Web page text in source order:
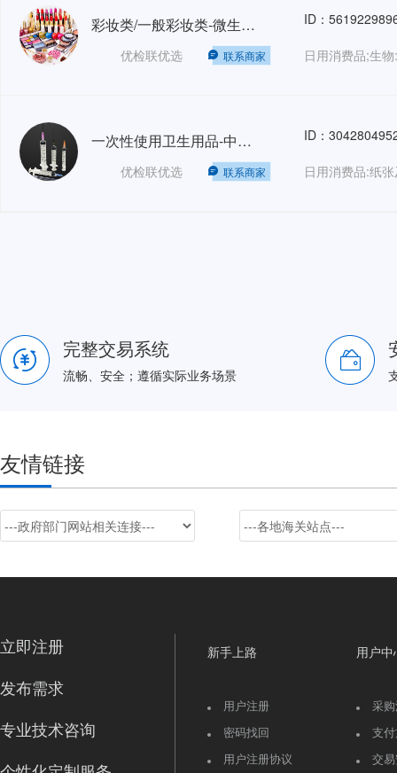
彩妆类/一般彩妆类-微生物、重金属、多皮试验
优检联优选 联系商家
ID：
一次性使用卫生用品-中和剂鉴定试验-GB
优检联优选 联系商家
ID：
完整交易系统
流畅、安全；遵循实际业务场景
友情链接
立即注册
发布需求
专业技术咨询
新手上路
用户注册
密码找回
用户注册协议
用户中
采
支
交